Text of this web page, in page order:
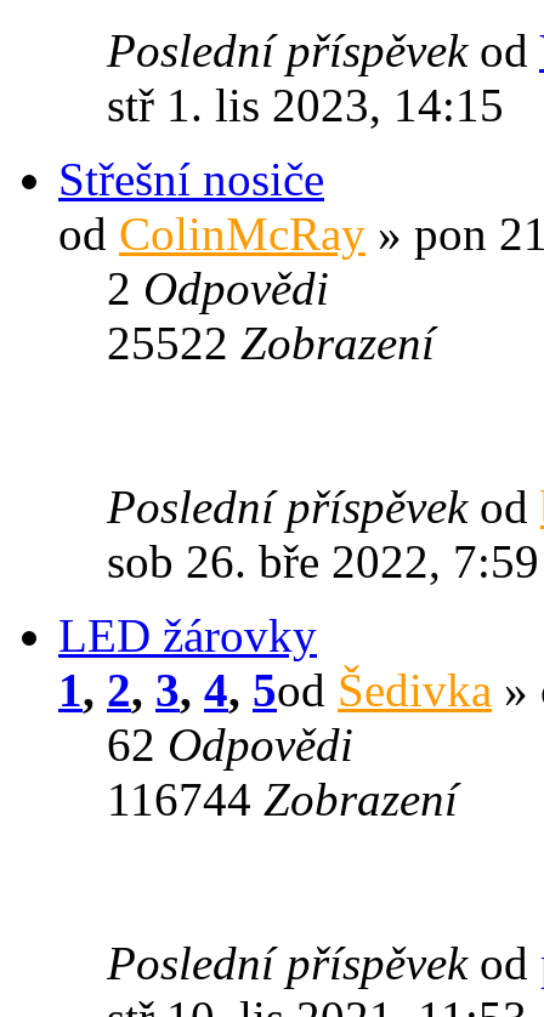
Poslední příspěvek od
stř 1. lis 2023, 14:15
Střešní nosiče
od ColinMcRay » pon
2 Odpovědi
25522 Zobrazení
Poslední příspěvek od
sob 26. bře 2022, 7:59
LED žárovky
1, 2, 3, 4, 5od Šedivka »
62 Odpovědi
116744 Zobrazení
Poslední příspěvek od